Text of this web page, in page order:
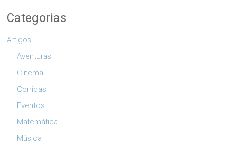
Categorias
Artigos
Aventuras
Cinema
Corridas
Eventos
Matemática
Música